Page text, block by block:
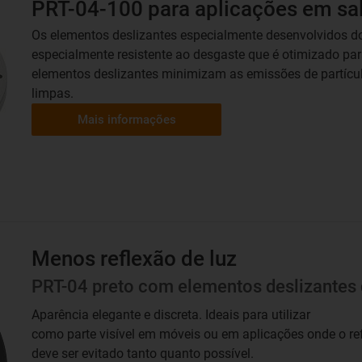
PRT-04-100 para aplicações em
Os elementos deslizantes especialmente desenvolvidos
especialmente resistente ao desgaste que é otimizado
elementos deslizantes minimizam as emissões de
limpas.
Mais informações
Menos reflexão de luz
PRT-04 preto com elementos
Aparência elegante e discreta. Ideais para utilizar
como parte visível em móveis ou em aplicações onde o
deve ser evitado tanto quanto possível.